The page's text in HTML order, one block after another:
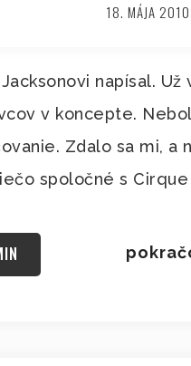
18. MÁJA 2010
napísal.
v koncepte.
Zdalo sa mi,
spoločné s